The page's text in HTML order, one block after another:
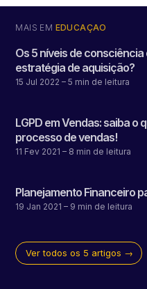
MAIS EM EDUCAÇÃO
Os 5 níveis de
estratégia de aquisição?
15 Jul 2022 – 5 min de leitura
LGPD em Vendas: saiba o
processo de vendas!
11 Fev 2021 – 8 min de leitura
Planejamento Financeiro
19 Jan 2021 – 9 min de leitura
Ver todos os 5 artigos →